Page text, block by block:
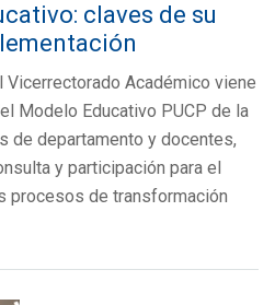
claves de su
Vicerrectorado Académico viene
Modelo Educativo PUCP de la
de departamento y docentes,
y participación para el
procesos de transformación